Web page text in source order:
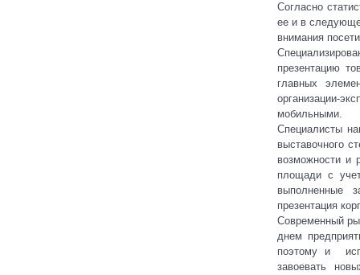
Согласно
ее и в
внимания
презентацию
главных
организации-
мобильными.
Специалисты
выставочного
возможности и
площади с
выполненные
презентация
Современный
днем
поэтому и
завоевать